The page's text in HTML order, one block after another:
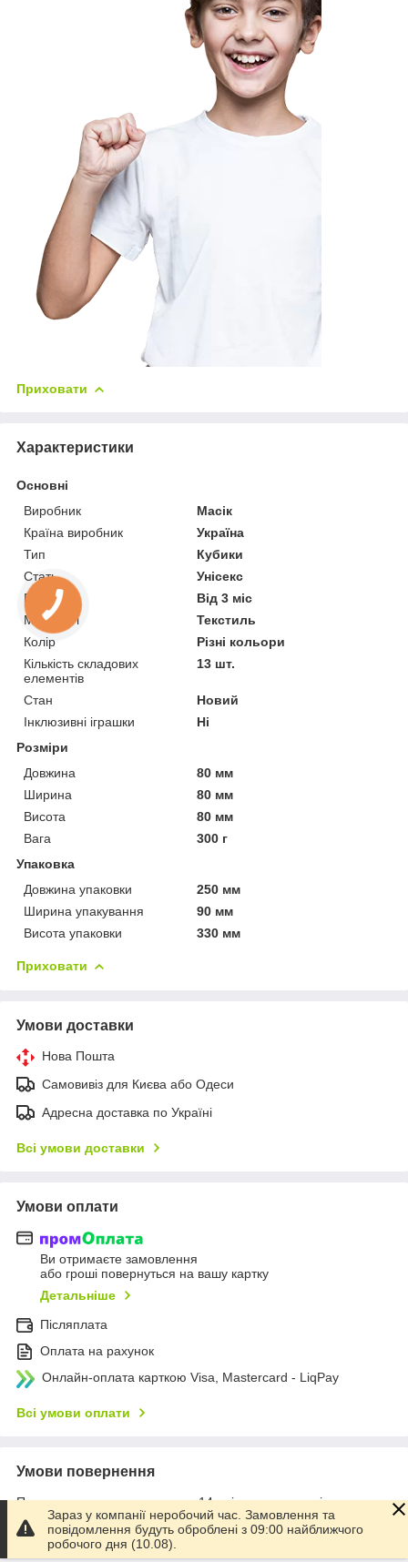
Приховати
Характеристики
Основні
Виробник
Масік
Країна виробник
Україна
Тип
Кубики
Стать
Унісекс
Вік
Від 3 міс
Матеріал
Текстиль
Колір
Різні кольори
Кількість складових
елементів
13 шт.
Стан
Новий
Інклюзивні іграшки
Ні
Розміри
Довжина
80 мм
Ширина
80 мм
Висота
80 мм
Вага
300 г
Упаковка
Довжина упаковки
250 мм
Ширина упакування
90 мм
Висота упаковки
330 мм
Приховати
Умови доставки
Нова Пошта
Самовивіз для Києва або Одеси
Адресна доставка по Україні
Всі умови доставки
Умови оплати
Ви отримаєте замовлення
або гроші повернуться на вашу картку
Детальніше
Післяплата
Оплата на рахунок
Онлайн-оплата карткою Visa, Mastercard - LiqPay
Всі умови оплати
Умови повернення
Повернення товару впродовж 14 днів за домовленістю
Всі умови повернення
Зараз у компанії неробочий час. Замовлення та
повідомлення будуть оброблені з 09:00 найближчого
робочого дня (10.08).